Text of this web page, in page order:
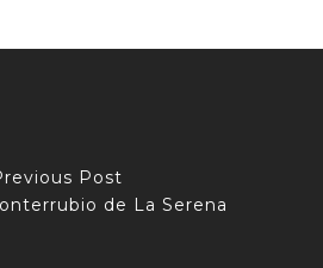
Post
de La Serena